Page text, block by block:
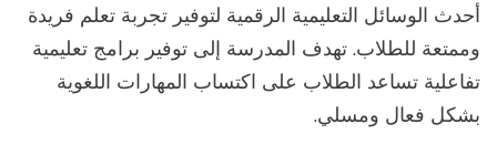
أحدث الوسائل التعليمية الرقمية لتوفير تجربة تعلم فريدة
وممتعة للطلاب. تهدف المدرسة إلى توفير برامج تعليمية
تفاعلية تساعد الطلاب على اكتساب المهارات اللغوية
بشكل فعال ومسلي.